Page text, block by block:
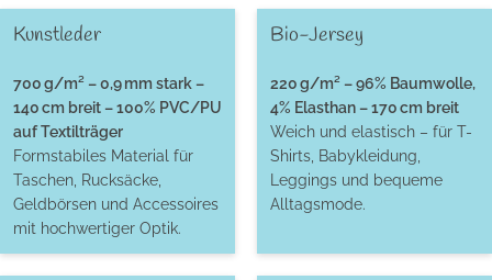
Kunstleder
700 g/m² – 0,9 mm stark –
140 cm breit – 100% PVC/PU
auf Textilträger
Formstabiles Material für
Taschen, Rucksäcke,
Geldbörsen und Accessoires
mit hochwertiger Optik.
Bio-Jersey
220 g/m² – 96% Baumwolle,
4% Elasthan – 170 cm breit
Weich und elastisch – für T-
Shirts, Babykleidung,
Leggings und bequeme
Alltagsmode.